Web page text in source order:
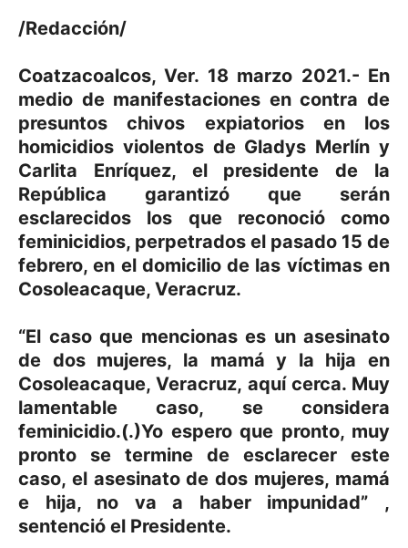
/Redacción/
Coatzacoalcos, Ver. 18 marzo 2021.- En
medio de manifestaciones en contra de
presuntos chivos expiatorios en los
homicidios violentos de Gladys Merlín y
Carlita Enríquez, el presidente de la
República garantizó que serán
esclarecidos los que reconoció como
feminicidios, perpetrados el pasado 15 de
febrero, en el domicilio de las víctimas en
Cosoleacaque, Veracruz.
“El caso que mencionas es un asesinato
de dos mujeres, la mamá y la hija en
Cosoleacaque, Veracruz, aquí cerca. Muy
lamentable caso, se considera
feminicidio.(.)Yo espero que pronto, muy
pronto se termine de esclarecer este
caso, el asesinato de dos mujeres, mamá
e hija, no va a haber impunidad” ,
sentenció el Presidente.